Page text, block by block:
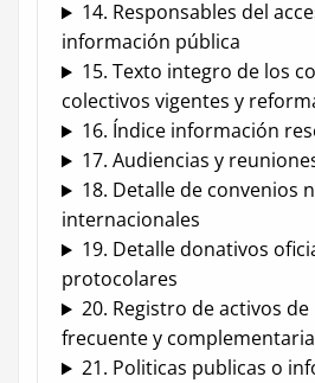
14. Responsables del
información pública
15. Texto integro de los
colectivos vigentes y
16. Índice información
17. Audiencias y
18. Detalle de convenios
internacionales
19. Detalle donativos
protocolares
20. Registro de activos
frecuente y complementaria
21. Politicas publicas o